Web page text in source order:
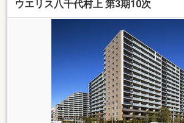
ウエリス八千代村上 第3期10次